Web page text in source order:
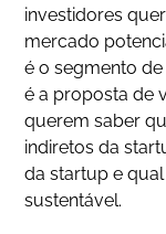
investidores
mercado
é o segmento
é a proposta de
querem saber
indiretos da
da startup e
sustentável.